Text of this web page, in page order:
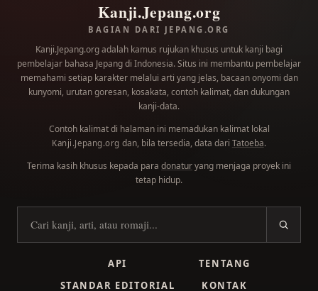
Kanji.Jepang.org
BAGIAN DARI JEPANG.ORG
Kanji.Jepang.org adalah kamus rujukan khusus untuk kanji bagi
pembelajar bahasa Jepang di Indonesia. Situs ini membantu pembelajar
memahami setiap karakter melalui arti yang jelas, bacaan onyomi dan
kunyomi, urutan goresan, kosakata, contoh kalimat, dan dukungan
kanji-data.
Contoh kalimat di halaman ini memadukan kalimat lokal
Kanji.Jepang.org dan, bila tersedia, data dari Tatoeba.
Terima kasih khusus kepada para donaturyang menjaga proyek ini
tetap hidup.
Cari kanji
API
TENTANG
STANDAR EDITORIAL
KONTAK